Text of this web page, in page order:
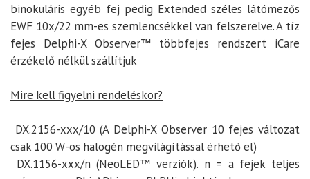
binokuláris egyéb fej pedig Extended széles látómezős
EWF 10x/22 mm-es szemlencsékkel van felszerelve. A tíz
fejes Delphi-X Observer™ többfejes rendszert iCare
érzékelő nélkül szállítjuk
Mire kell figyelni rendeléskor?
DX.2156-xxx/10 (A Delphi-X Observer 10 fejes változat
csak 100 W-os halogén megvilágítással érhető el)
DX.1156-xxx/n (NeoLED™ verziók). n = a fejek teljes